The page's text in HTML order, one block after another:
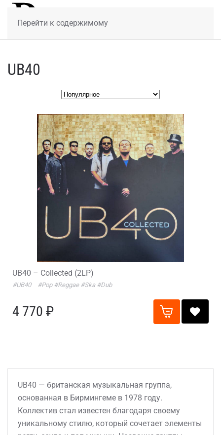
Перейти к содержимому
UB40
UB40 – Collected (2LP)
#UB40 #Pop #Reggae #Ska #Dub
4 770 ₽
UB40 — британская музыкальная группа,
основанная в Бирмингеме в 1978 году.
Коллектив стал известен благодаря своему
уникальному стилю, который сочетает элементы